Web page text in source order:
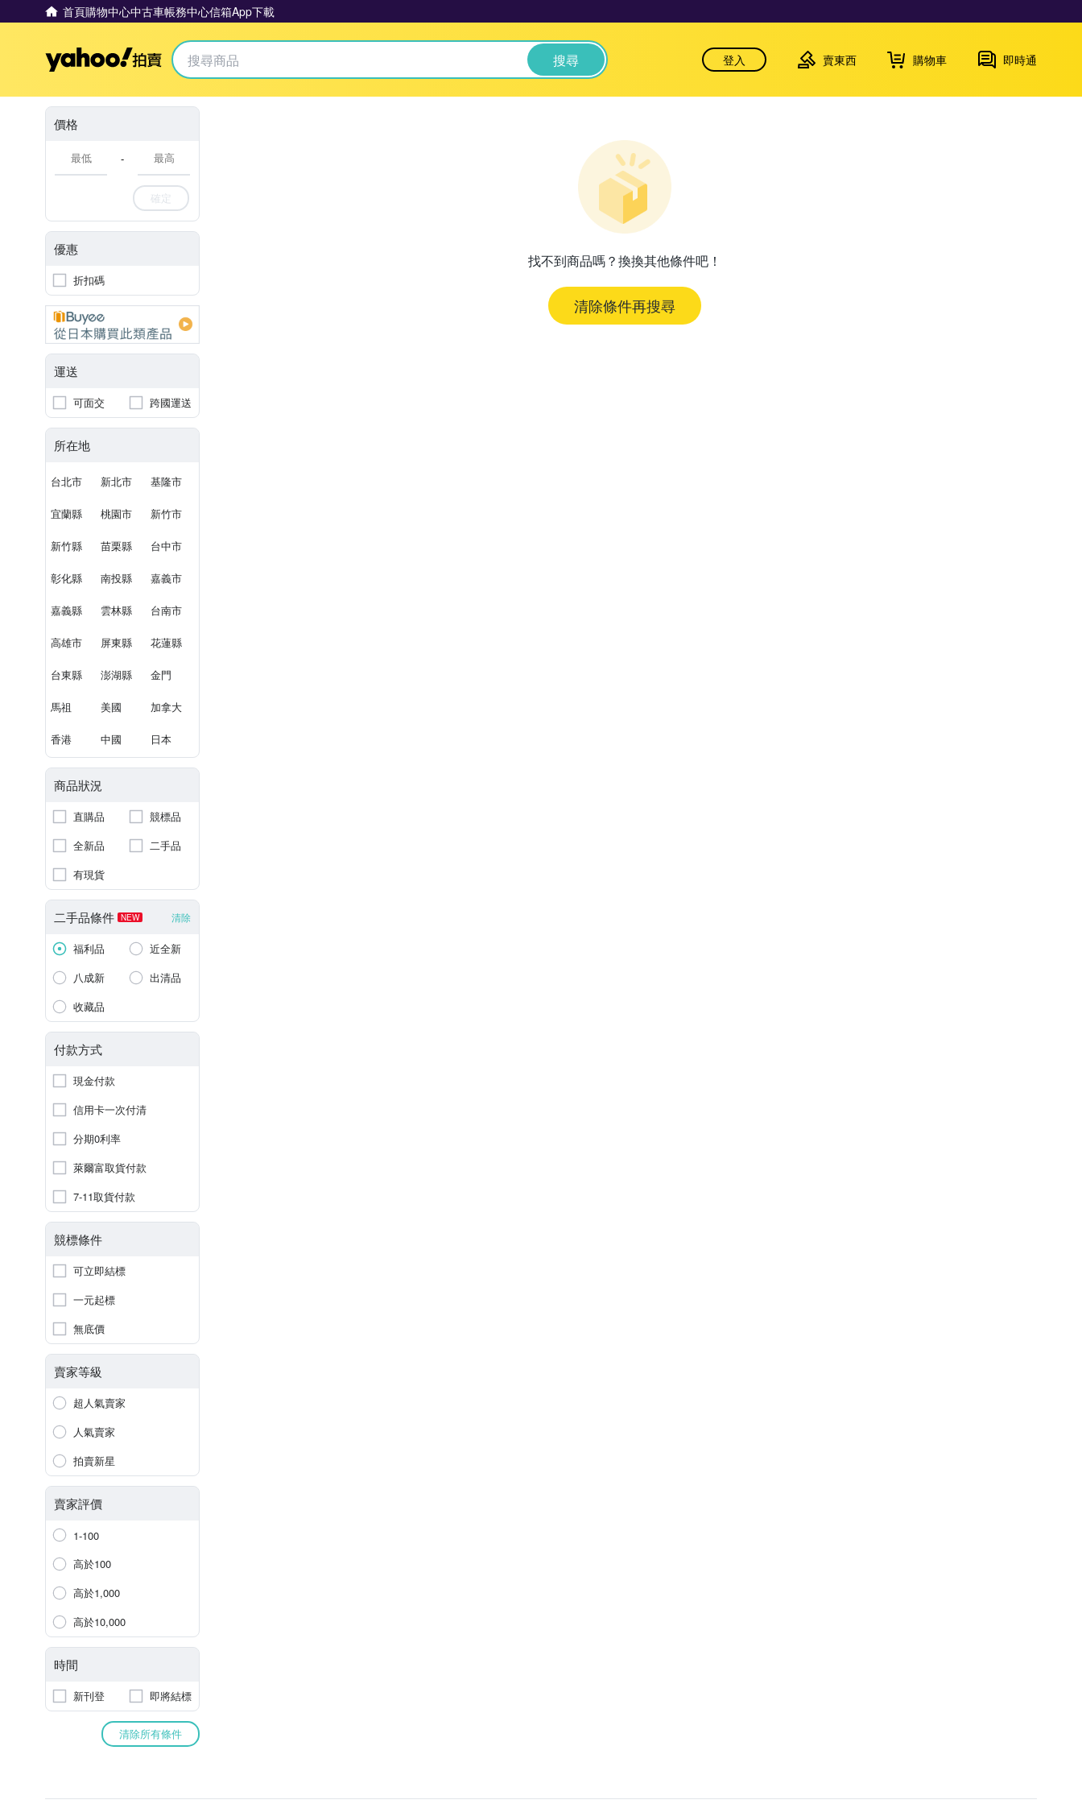
首頁購物中心中古車帳務中心信箱App下載
Yahoo拍賣 搜尋 登入 賣東西 購物車 即時通
價格
-
確定
優惠
折扣碼
運送
可面交 跨國運送
所在地
台北市 新北市 基隆市
宜蘭縣 桃園市 新竹市
新竹縣 苗栗縣 台中市
彰化縣 南投縣 嘉義市
嘉義縣 雲林縣 台南市
高雄市 屏東縣 花蓮縣
台東縣 澎湖縣 金門
馬祖 美國 加拿大
香港 中國 日本
商品狀況
直購品
競標品
全新品
二手品
有現貨
二手品條件 NEW 清除
福利品
近全新
八成新
出清品
收藏品
付款方式
現金付款
信用卡一次付清
分期0利率
萊爾富取貨付款
7-11取貨付款
競標條件
可立即結標
一元起標
無底價
賣家等級
超人氣賣家
人氣賣家
拍賣新星
賣家評價
1-100
高於100
高於1,000
高於10,000
時間
新刊登 即將結標
清除所有條件
找不到商品嗎？換換其他條件吧！
清除條件再搜尋